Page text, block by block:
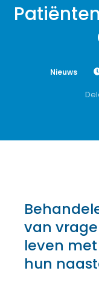
Nieuws
van
leven
hun